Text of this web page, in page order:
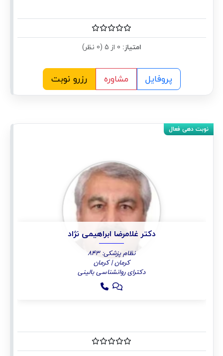
امتیاز:
پروفایل مشاوره رزرو نوبت
دکتر غلامرضا ابراهیمی نژاد
نظام پزشکی: 843
کرمان | کرمان
دکترای روانشناسی بالینی